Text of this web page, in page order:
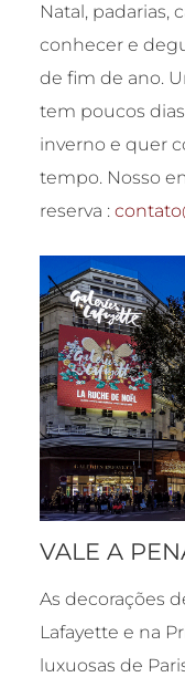
Natal, padarias,
conhecer e
de fim de ano.
tem poucos
inverno e quer
tempo. Nosso
reserva :
VALE A
As decorações
Lafayette e na
luxuosas de